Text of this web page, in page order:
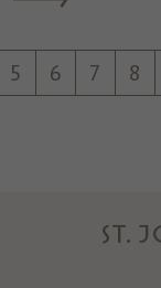
5 6 7 8
ST.